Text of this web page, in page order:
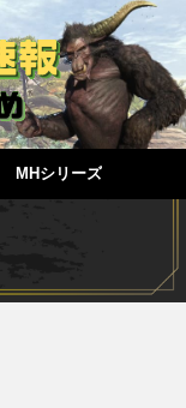
MHシリーズ